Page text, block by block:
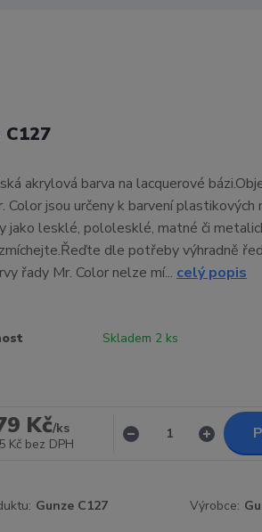
C127
akrylová barva na lacquerové
Color jsou určeny k barvení plastikových
jako lesklé, pololesklé, matné či
dle potřeby výhradně
řady Mr. Color nelze mí... celý popis
Skladem 2 ks
Kč/ks
Kč bez DPH
Gunze C127 Výrobce: